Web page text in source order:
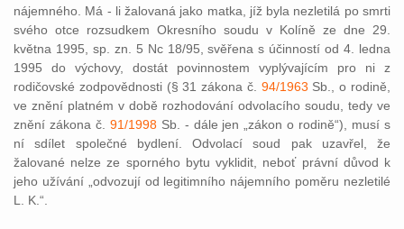
nájemného. Má - li žalovaná jako matka, jíž byla nezletilá po smrti
svého otce rozsudkem Okresního soudu v Kolíně ze dne 29.
května 1995, sp. zn. 5 Nc 18/95, svěřena s účinností od 4. ledna
1995 do výchovy, dostát povinnostem vyplývajícím pro ni z
rodičovské zodpovědnosti (§ 31 zákona č. 94/1963 Sb., o rodině,
ve znění platném v době rozhodování odvolacího soudu, tedy ve
znění zákona č. 91/1998Sb. - dále jen „zákon o rodině“), musí s
ní sdílet společné bydlení. Odvolací soud pak uzavřel, že
žalované nelze ze sporného bytu vyklidit, neboť právní důvod k
jeho užívání „odvozují od legitimního nájemního poměru nezletilé
L. K.“.